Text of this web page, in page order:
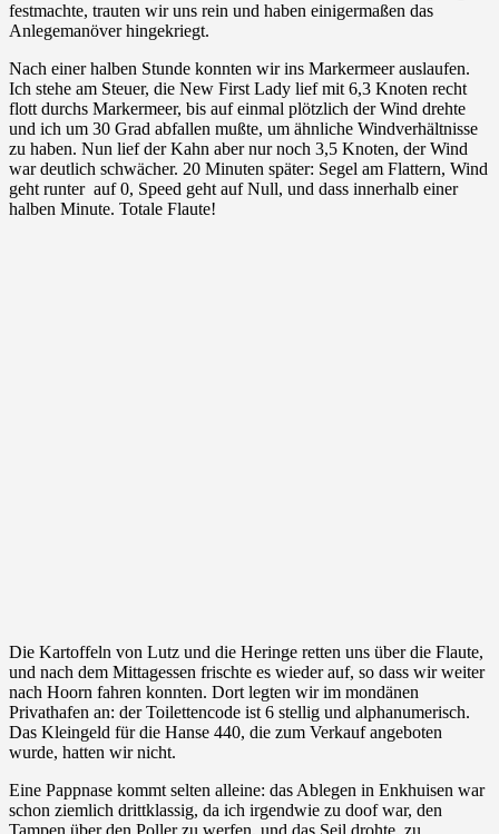
festmachte, trauten wir uns rein und haben einigermaßen das
Anlegemanöver hingekriegt.
Nach einer halben Stunde konnten wir ins Markermeer auslaufen.
Ich stehe am Steuer, die New First Lady lief mit 6,3 Knoten recht
flott durchs Markermeer, bis auf einmal plötzlich der Wind drehte
und ich um 30 Grad abfallen mußte, um ähnliche Windverhältnisse
zu haben. Nun lief der Kahn aber nur noch 3,5 Knoten, der Wind
war deutlich schwächer. 20 Minuten später: Segel am Flattern, Wind
geht runter auf 0, Speed geht auf Null, und dass innerhalb einer
halben Minute. Totale Flaute!
Die Kartoffeln von Lutz und die Heringe retten uns über die Flaute,
und nach dem Mittagessen frischte es wieder auf, so dass wir weiter
nach Hoorn fahren konnten. Dort legten wir im mondänen
Privathafen an: der Toilettencode ist 6 stellig und alphanumerisch.
Das Kleingeld für die Hanse 440, die zum Verkauf angeboten
wurde, hatten wir nicht.
Eine Pappnase kommt selten alleine: das Ablegen in Enkhuisen war
schon ziemlich drittklassig, da ich irgendwie zu doof war, den
Tampen über den Poller zu werfen, und das Seil drohte, zu